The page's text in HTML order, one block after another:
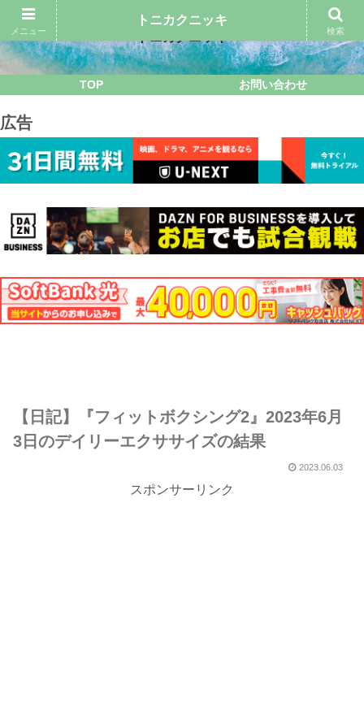
TOP お問い合わせ
広告
【日記】『フィットボクシング2』2023年6月
3日のデイリーエクササイズの結果
2023.06.03
スポンサーリンク
メニュー
トニカクニッキ
検索